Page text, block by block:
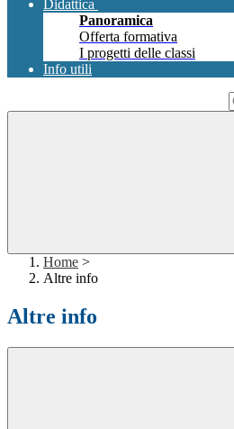
Didattica
Panoramica
Offerta formativa
I progetti delle classi
Info utili
Home >
Altre info
Altre info